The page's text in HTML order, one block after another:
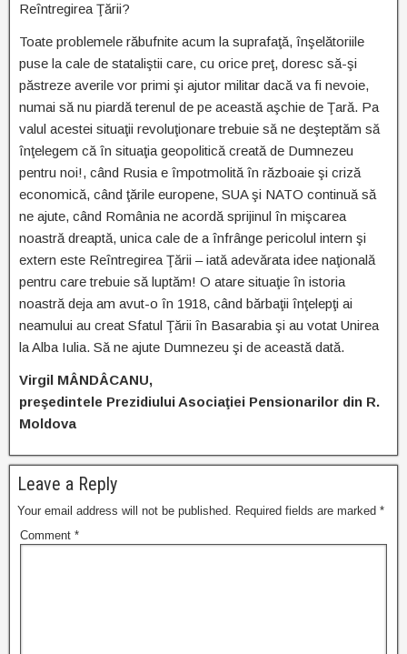
Reîntregirea Ţării?
Toate problemele răbufnite acum la suprafaţă, înşelătoriile
puse la cale de stataliştii care, cu orice preţ, doresc să-şi
păstreze averile vor primi şi ajutor militar dacă va fi nevoie,
numai să nu piardă terenul de pe această aşchie de Ţară. Pa
valul acestei situaţii revoluţionare trebuie să ne deşteptăm să
înţelegem că în situaţia geopolitică creată de Dumnezeu
pentru noi!, când Rusia e împotmolită în războaie şi criză
economică, când ţările europene, SUA şi NATO continuă să
ne ajute, când România ne acordă sprijinul în mişcarea
noastră dreaptă, unica cale de a înfrânge pericolul intern şi
extern este Reîntregirea Ţării – iată adevărata idee naţională
pentru care trebuie să luptăm! O atare situaţie în istoria
noastră deja am avut-o în 1918, când bărbaţii înţelepţi ai
neamului au creat Sfatul Ţării în Basarabia şi au votat Unirea
la Alba Iulia. Să ne ajute Dumnezeu şi de această dată.
Virgil MÂNDÂCANU,
preşedintele Prezidiului Asociaţiei Pensionarilor din R.
Moldova
Leave a Reply
Your email address will not be published. Required fields are marked *
Comment *